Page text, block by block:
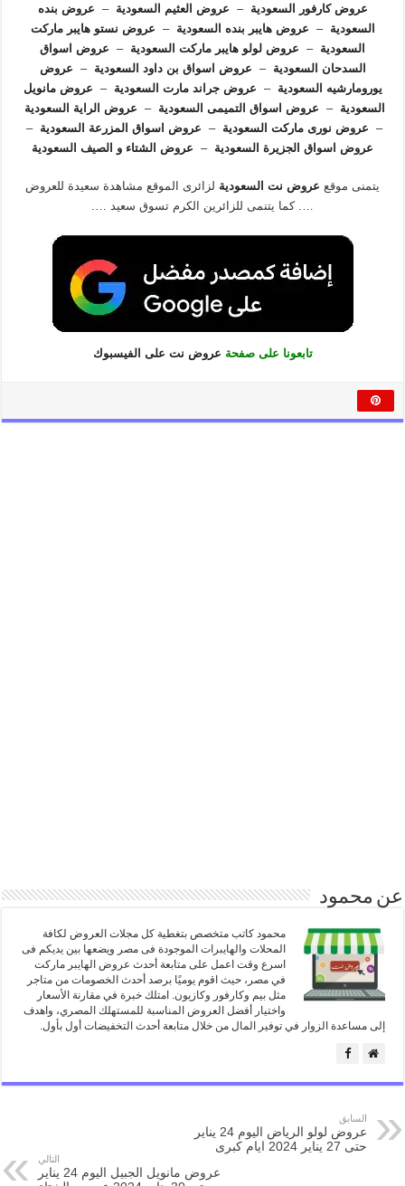
عروض كارفور السعودية – عروض العثيم السعودية –
عروض بنده
السعودية – عروض هايبر بنده السعودية –
عروض نستو هايبر ماركت
السعودية – عروض لولو هايبر ماركت السعودية –
عروض اسواق
السدحان السعودية – عروض اسواق بن داود السعودية –
عروض
يورومارشيه السعودية – عروض جراند مارت السعودية –
عروض مانويل
السعودية – عروض اسواق التميمى السعودية –
عروض الراية السعودية
–
عروض نورى ماركت السعودية – عروض اسواق المزرعة السعودية –
عروض اسواق الجزيرة السعودية – عروض الشتاء و الصيف السعودية
يتمنى موقع عروض نت السعوديةلزائرى الموقع مشاهدة سعيدة للعروض
…. كما يتنمى للزائرين الكرم تسوق سعيد ….
تابعونا على صفحة عروض نت على الفيسبوك
عن محمود
محمود كاتب متخصص بتغطية كل مجلات العروض لكافة
المحلات والهايبرات الموجودة فى مصر ويضعها بين يديكم فى
اسرع وقت اعمل على متابعة أحدث عروض الهايبر ماركت
في مصر، حيث اقوم يوميًا برصد أحدث الخصومات من متاجر
مثل بيم وكارفور وكازيون. امتلك خبرة في مقارنة الأسعار
واختيار أفضل العروض المناسبة للمستهلك المصري، واهدف
إلى مساعدة الزوار في توفير المال من خلال متابعة أحدث التخفيضات أول بأول.
السابق
عروض لولو الرياض اليوم 24 يناير
حتى 27 يناير 2024 ايام كبرى
التالي
عروض مانويل الجبيل اليوم 24 يناير